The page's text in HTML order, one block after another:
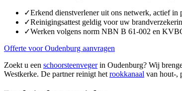
✓Erkend dienstverlener uit ons netwerk, actief in
✓Reinigingsattest geldig voor uw
✓Werken volgens norm NBN B 61-002 en
Offerte voor Oudenburg aanvragen
Zoekt u een schoorsteenvegerin Oudenburg? Wij
Westkerke. De partner reinigt het rookkanaal van hout-,